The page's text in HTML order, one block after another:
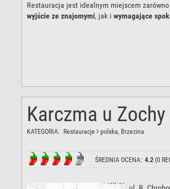
Restauracja jest idealnym miejscem
wyjście ze znajomymi, jak i wymagające
Karczma u Zochy
KATEGORIA: Restauracje polska, Brzezina
ŚREDNIA OCENA: 4.2 (0